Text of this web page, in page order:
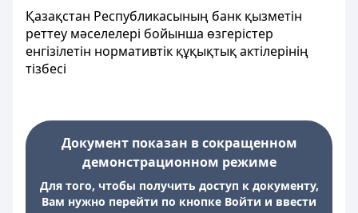
Қазақстан Республикасының банк қызметін
реттеу мәселелері бойынша өзгерістер
енгізілетін нормативтік құқықтық актілерінің
тізбесі
Документ показан в сокращенном
демонстрационном режиме
Для того, чтобы получить доступ к документу,
Вам нужно перейти по кнопке Войти и ввести